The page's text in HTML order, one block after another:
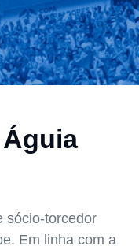
sócio-torcedor
Em linha com a